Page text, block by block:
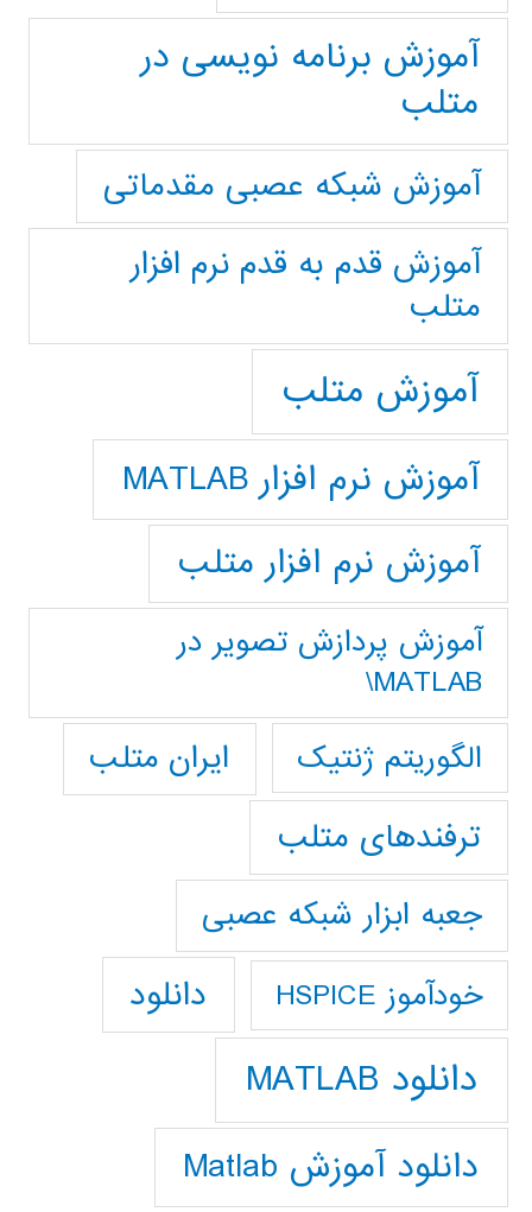
آموزش برنامه نویسی در
متلب
آموزش شبکه عصبی مقدماتی
آموزش قدم به قدم نرم افزار
متلب
آموزش متلب
آموزش نرم افزار MATLAB
آموزش نرم افزار متلب
آموزش پردازش تصوير در
MATLAB\
الگوریتم ژنتیک
ایران متلب
ترفندهای متلب
جعبه ابزار شبکه عصبی
خودآموز HSPICE دانلود
دانلود MATLAB
دانلود آموزش Matlab